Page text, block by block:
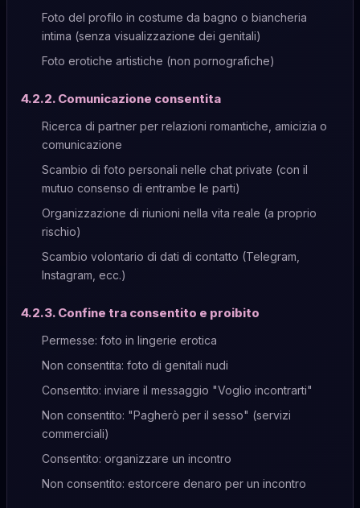
Foto del profilo in costume da bagno o biancheria
intima (senza visualizzazione dei genitali)
Foto erotiche artistiche (non pornografiche)
4.2.2. Comunicazione consentita
Ricerca di partner per relazioni romantiche, amicizia o
comunicazione
Scambio di foto personali nelle chat private (con il
mutuo consenso di entrambe le parti)
Organizzazione di riunioni nella vita reale (a proprio
rischio)
Scambio volontario di dati di contatto (Telegram,
Instagram, ecc.)
4.2.3. Confine tra consentito e proibito
Permesse: foto in lingerie erotica
Non consentita: foto di genitali nudi
Consentito: inviare il messaggio "Voglio incontrarti"
Non consentito: "Pagherò per il sesso" (servizi
commerciali)
Consentito: organizzare un incontro
Non consentito: estorcere denaro per un incontro